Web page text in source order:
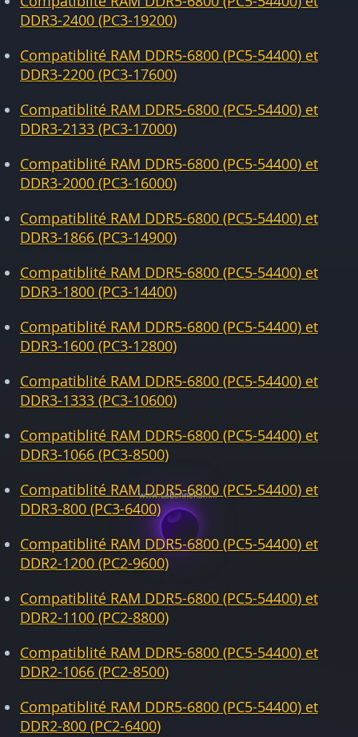
DDR3-2400 (PC3-19200)
Compatiblité RAM DDR5-6800 (PC5-54400) et
DDR3-2200 (PC3-17600)
Compatiblité RAM DDR5-6800 (PC5-54400) et
DDR3-2133 (PC3-17000)
Compatiblité RAM DDR5-6800 (PC5-54400) et
DDR3-2000 (PC3-16000)
Compatiblité RAM DDR5-6800 (PC5-54400) et
DDR3-1866 (PC3-14900)
Compatiblité RAM DDR5-6800 (PC5-54400) et
DDR3-1800 (PC3-14400)
Compatiblité RAM DDR5-6800 (PC5-54400) et
DDR3-1600 (PC3-12800)
Compatiblité RAM DDR5-6800 (PC5-54400) et
DDR3-1333 (PC3-10600)
Compatiblité RAM DDR5-6800 (PC5-54400) et
DDR3-1066 (PC3-8500)
Compatiblité RAM DDR5-6800 (PC5-54400) et
DDR3-800 (PC3-6400)
Compatiblité RAM DDR5-6800 (PC5-54400) et
DDR2-1200 (PC2-9600)
Compatiblité RAM DDR5-6800 (PC5-54400) et
DDR2-1100 (PC2-8800)
Compatiblité RAM DDR5-6800 (PC5-54400) et
DDR2-1066 (PC2-8500)
Compatiblité RAM DDR5-6800 (PC5-54400) et
DDR2-800 (PC2-6400)